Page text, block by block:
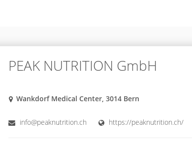
PEAK NUTRITION GmbH
Wankdorf Medical Center, 3014 Bern
info@peaknutrition.ch https://peaknutrition.ch/